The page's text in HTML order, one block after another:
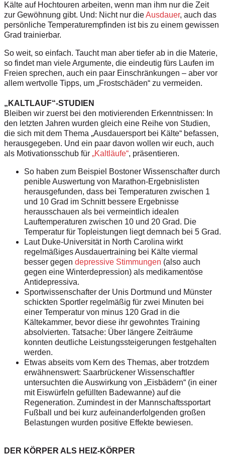
Kälte auf Hochtouren arbeiten, wenn man ihm nur die Zeit
zur Gewöhnung gibt. Und: Nicht nur dieAusdauer, auch das
persönliche Temperaturempfinden ist bis zu einem gewissen
Grad trainierbar.
So weit, so einfach. Taucht man aber tiefer ab in die Materie,
so findet man viele Argumente, die eindeutig fürs Laufen im
Freien sprechen, auch ein paar Einschränkungen – aber vor
allem wertvolle Tipps, um „Frostschäden“ zu vermeiden.
„KALTLAUF“-STUDIEN
Bleiben wir zuerst bei den motivierenden Erkenntnissen: In
den letzten Jahren wurden gleich eine Reihe von Studien,
die sich mit dem Thema „Ausdauersport bei Kälte“ befassen,
herausgegeben. Und ein paar davon wollen wir euch, auch
als Motivationsschub für „Kaltläufe“, präsentieren.
So haben zum Beispiel Bostoner Wissenschafter durch
penible Auswertung von Marathon-Ergebnislisten
herausgefunden, dass bei Temperaturen zwischen 1
und 10 Grad im Schnitt bessere Ergebnisse
herausschauen als bei vermeintlich idealen
Lauftemperaturen zwischen 10 und 20 Grad. Die
Temperatur für Topleistungen liegt demnach bei 5 Grad.
Laut Duke-Universität in North Carolina wirkt
regelmäßiges Ausdauertraining bei Kälte viermal
besser gegen depressive Stimmungen (also auch
gegen eine Winterdepression) als medikamentöse
Antidepressiva.
Sportwissenschafter der Unis Dortmund und Münster
schickten Sportler regelmäßig für zwei Minuten bei
einer Temperatur von minus 120 Grad in die
Kältekammer, bevor diese ihr gewohntes Training
absolvierten. Tatsache: Über längere Zeiträume
konnten deutliche Leistungssteigerungen festgehalten
werden.
Etwas abseits vom Kern des Themas, aber trotzdem
erwähnenswert: Saarbrückener Wissenschaftler
untersuchten die Auswirkung von „Eisbädern“ (in einer
mit Eiswürfeln gefüllten Badewanne) auf die
Regeneration. Zumindest in der Mannschaftssportart
Fußball und bei kurz aufeinanderfolgenden großen
Belastungen wurden positive Effekte bewiesen.
DER KÖRPER ALS HEIZ-KÖRPER